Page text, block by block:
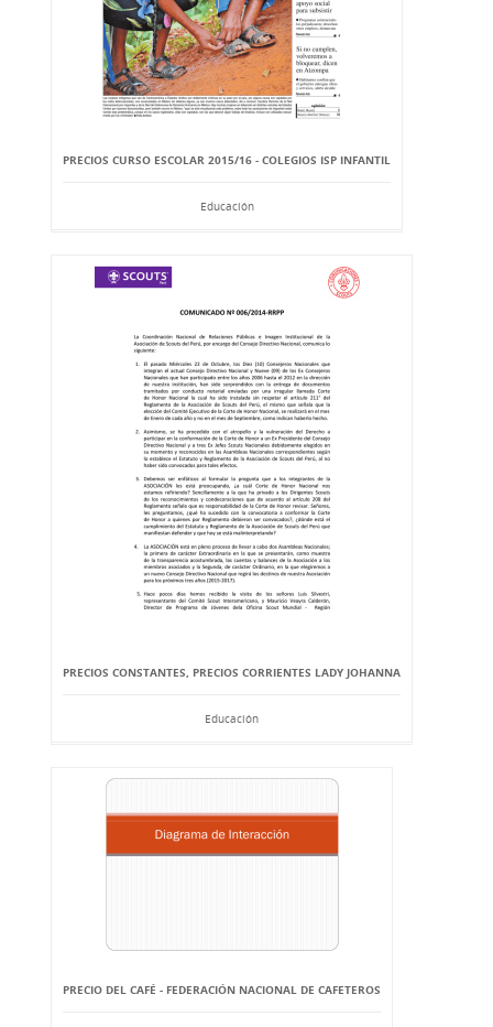
PRECIOS CURSO ESCOLAR 2015/16 - COLEGIOS ISP INFANTIL
Educación
PRECIOS CONSTANTES, PRECIOS CORRIENTES LADY JOHANNA
Educación
PRECIO DEL CAFÉ - FEDERACIÓN NACIONAL DE CAFETEROS